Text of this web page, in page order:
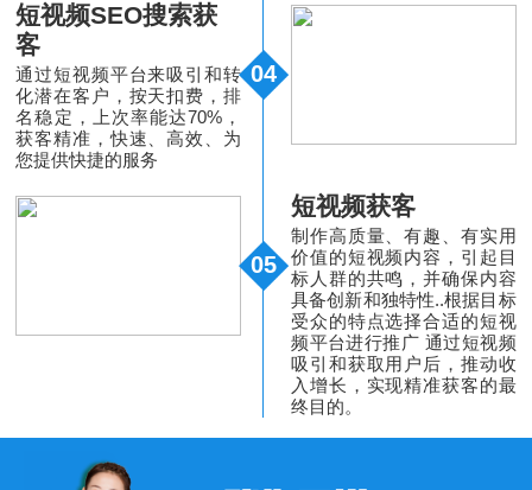
04
短视频SEO搜索获
客
通过短视频平台来吸引和转
化潜在客户，按天扣费，排
名稳定，上次率能达70%，
获客精准，快速、高效、为
您提供快捷的服务
05
短视频获客
制作高质量、有趣、有实用
价值的短视频内容，引起目
标人群的共鸣，并确保内容
具备创新和独特性..根据目标
受众的特点选择合适的短视
频平台进行推广 通过短视频
吸引和获取用户后，推动收
入增长，实现精准获客的最
终目的。